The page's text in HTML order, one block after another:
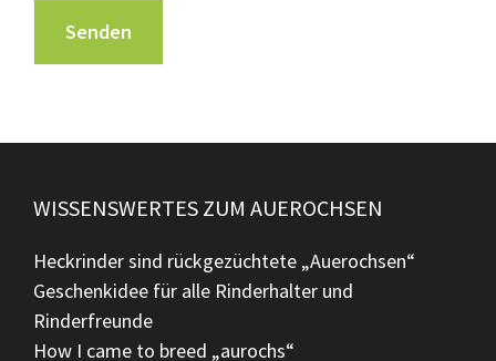
WISSENSWERTES ZUM AUEROCHSEN
Heckrinder sind rückgezüchtete „Auerochsen“
Geschenkidee für alle Rinderhalter und
Rinderfreunde
How I came to breed „aurochs“